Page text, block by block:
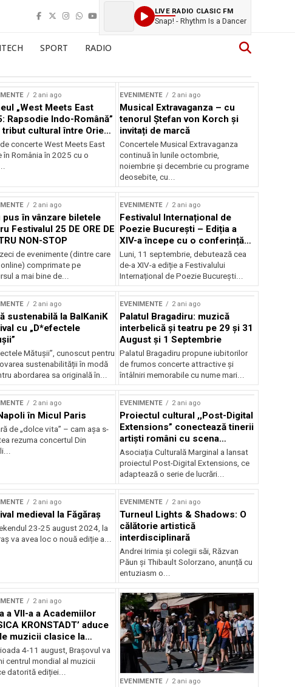
LIVE RADIO CLASIC FM
Snap! - Rhythm Is a Dancer
SPORT RADIO
2 ani ago
„West Meets East
Rapsodie Indo-Română”
tribut cultural între Orient
concerte West Meets East
în România în 2025 cu o
EVENIMENTE 2 ani ago
Musical Extravaganza – cu
tenorul Ștefan von Korch și
invitați de marcă
Concertele Musical Extravaganza
continuă în lunile octombrie,
noiembrie şi decembrie cu programe
deosebite, cu...
2 ani ago
pus în vânzare biletele
Festivalul 25 DE ORE DE
NON-STOP
de evenimente (dintre care
comprimate pe
a mai bine de...
EVENIMENTE 2 ani ago
Festivalul Internațional de
Poezie București – Ediția a
XIV-a începe cu o conferință
despre limba română
susținută de Marco Lucchesi
Luni, 11 septembrie, debutează cea
de-a XIV-a ediție a Festivalului
Internațional de Poezie București...
2 ani ago
sustenabilă la BalKaniK
cu „D*efectele
Mătușii”, cunoscut pentru
sustenabilității în modă
abordarea sa originală în...
EVENIMENTE 2 ani ago
Palatul Bragadiru: muzică
interbelică şi teatru pe 29 şi 31
August şi 1 Septembrie
Palatul Bragadiru propune iubitorilor
de frumos concerte attractive şi
întâlniri memorabile cu nume mari...
2 ani ago
în Micul Paris
de „dolce vita” – cam așa s-
rezuma concertul Din
EVENIMENTE 2 ani ago
Proiectul cultural ,,Post-Digital
Extensions” conectează tinerii
artiști români cu scena
internațională
Asociația Culturală Marginal a lansat
proiectul Post-Digital Extensions, ce
adaptează o serie de lucrări...
2 ani ago
medieval la Făgăraș
23-25 august 2024, la
va avea loc o nouă ediție a...
EVENIMENTE 2 ani ago
Turneul Lights & Shadows: O
călătorie artistică
interdisciplinară
Andrei Irimia și colegii săi, Răzvan
Păun și Thibault Solorzano, anunță cu
entuziasm o...
2 ani ago
a VII-a a Academiilor
KRONSTADT’ aduce
muzicii clasice la
4-11 august, Brașovul va
centrul mondial al muzicii
datorită ediției...
EVENIMENTE 2 ani ago